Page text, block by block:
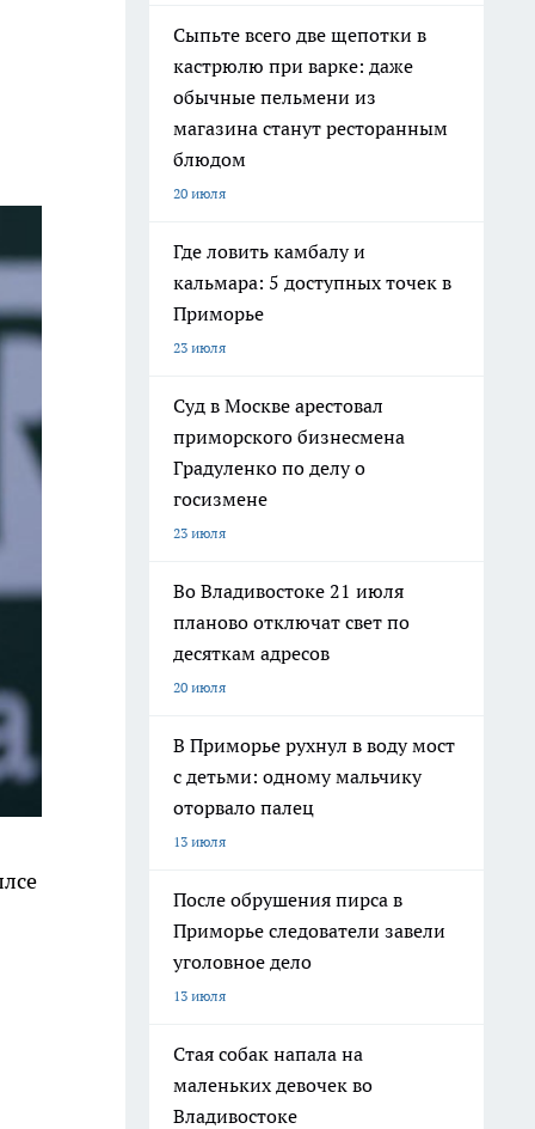
Сыпьте всего две щепотки в
кастрюлю при варке: даже
обычные пельмени из
магазина станут ресторанным
блюдом
20 июля
Где ловить камбалу и
кальмара: 5 доступных точек в
Приморье
23 июля
Суд в Москве арестовал
приморского бизнесмена
Градуленко по делу о
госизмене
23 июля
Во Владивостоке 21 июля
планово отключат свет по
десяткам адресов
20 июля
В Приморье рухнул в воду мост
с детьми: одному мальчику
оторвало палец
13 июля
После обрушения пирса в
Приморье следователи завели
уголовное дело
13 июля
Стая собак напала на
маленьких девочек во
Владивостоке